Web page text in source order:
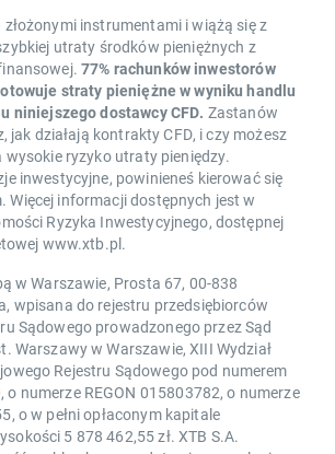
instrumentami i wiążą się z
utraty środków pieniężnych z
77% rachunków inwestorów
straty pieniężne w wyniku handlu
niniejszego dostawcy CFD. Zastanów
jak działają kontrakty CFD, i czy możesz
wysokie ryzyko utraty pieniędzy.
inwestycyjne, powinieneś kierować się
Więcej informacji dostępnych jest w
Ryzyka Inwestycyjnego, dostępnej
www.xtb.pl.
w Warszawie, Prosta 67, 00-838
wpisana do rejestru przedsiębiorców
Sądowego prowadzonego przez Sąd
Warszawy w Warszawie, XIII Wydział
Rejestru Sądowego pod numerem
o numerze REGON 015803782, o numerze
o w pełni opłaconym kapitale
5 878 462,55 zł. XTB S.A.